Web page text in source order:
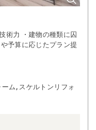
術力 ・建物の種類に囚
予算に応じたプラン提
ム, スケルトンリフォ